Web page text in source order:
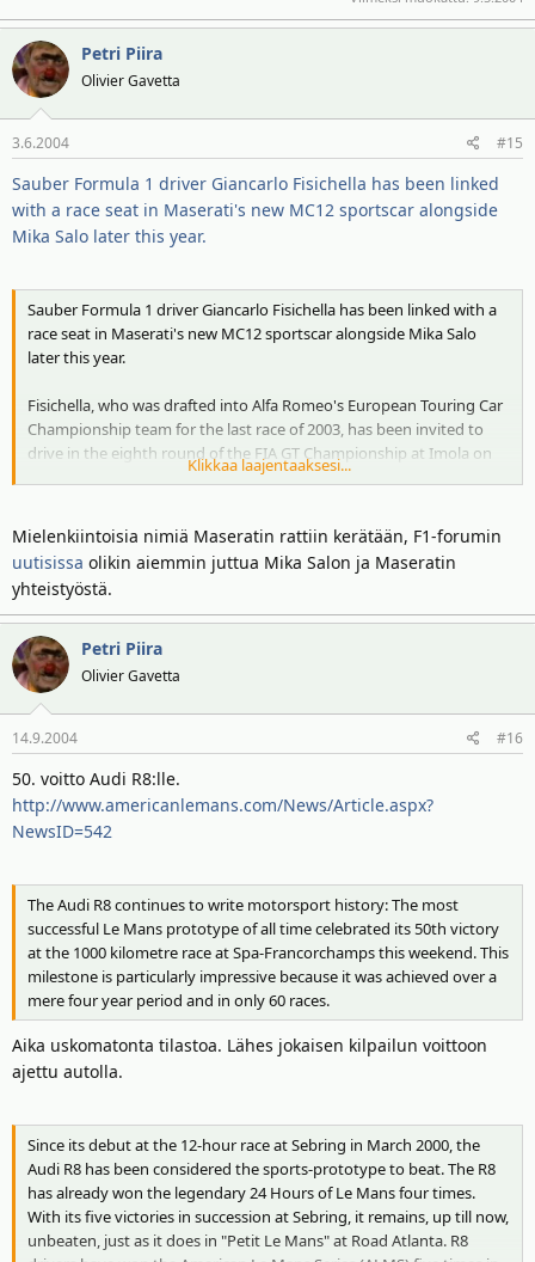
Petri Piira
Olivier Gavetta
3.6.2004 #15
Sauber Formula 1 driver Giancarlo Fisichella has been linked
with a race seat in Maserati's new MC12 sportscar alongside
Mika Salo later this year.
Sauber Formula 1 driver Giancarlo Fisichella has been linked with a
race seat in Maserati's new MC12 sportscar alongside Mika Salo
later this year.
Fisichella, who was drafted into Alfa Romeo's European Touring Car
Championship team for the last race of 2003, has been invited to
drive in the eighth round of the FIA GT Championship at Imola on
September 5, according to this week's Motorsport News, which falls
Fisichella told Italian magazine Il Resto del Carlino: "I am available
and I'm very interested by the proposal."
Salo, who raced in Champ Cars last year, will get his first run in the
MC12 at Monza on June 8-10, but has already tested a Ferrari 575 at
Paul Ricard.
The V12-engined MC12's arrival in the series is likely to cause
consternation at Imola as the mid-engined supercar seems set to
spirit of the series.
Fisichella had also been expected to test for Ferrari's F1 team, but
team. Ferrari's technical director Ross Brawn explained: "Technically
there just has not been an opportunity for him to run, so from the
point of view of the programme we have there has not been a
convenient time for him to run."
Klikkaa laajentaaksesi...
Mielenkiintoisia nimiä Maseratin rattiin kerätään, F1-forumin
uutisissa olikin aiemmin juttua Mika Salon ja Maseratin
yhteistyöstä.
Petri Piira
Olivier Gavetta
14.9.2004 #16
50. voitto Audi R8:lle.
http://www.americanlemans.com/News/Article.aspx?
NewsID=542
The Audi R8 continues to write motorsport history: The most
successful Le Mans prototype of all time celebrated its 50th victory
at the 1000 kilometre race at Spa-Francorchamps this weekend. This
milestone is particularly impressive because it was achieved over a
mere four year period and in only 60 races.
Aika uskomatonta tilastoa. Lähes jokaisen kilpailun voittoon
ajettu autolla.
Since its debut at the 12-hour race at Sebring in March 2000, the
Audi R8 has been considered the sports-prototype to beat. The R8
has already won the legendary 24 Hours of Le Mans four times.
With its five victories in succession at Sebring, it remains, up till now,
unbeaten, just as it does in "Petit Le Mans" at Road Atlanta. R8